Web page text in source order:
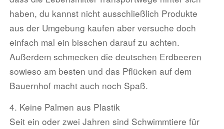
haben, du kannst nicht ausschließlich Produkte
aus der Umgebung kaufen aber versuche doch
einfach mal ein bisschen darauf zu achten.
Außerdem schmecken die deutschen Erdbeeren
sowieso am besten und das Pflücken auf dem
Bauernhof macht auch noch Spaß.
4. Keine Palmen aus Plastik
Seit ein oder zwei Jahren sind Schwimmtiere für